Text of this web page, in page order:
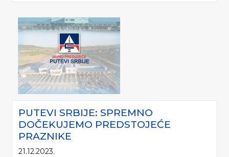
PUTEVI SRBIJE: SPREMNO
DOČEKUJEMO PREDSTOJEĆE
PRAZNIKE
21.12.2023.